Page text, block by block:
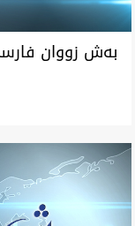
به‌ش زووان